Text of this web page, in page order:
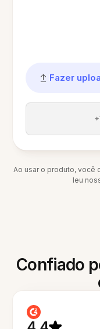
Fazer
Ao usar o produto, você
leu
Confiado